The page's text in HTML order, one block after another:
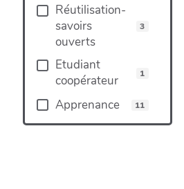
Réutilisation-
savoirs
ouverts
3
Etudiant
coopérateur
1
Apprenance 11